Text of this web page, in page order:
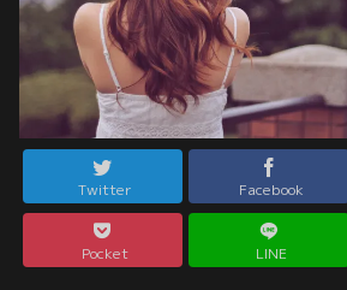
Twitter Facebook
Pocket LINE